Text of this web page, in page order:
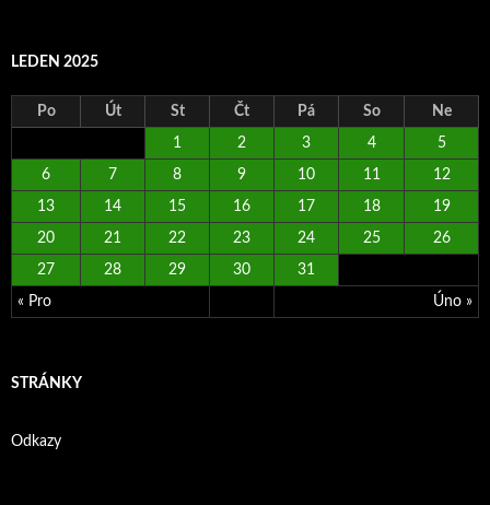
LEDEN 2025
Po Út St Čt Pá So Ne
« Pro Úno »
1 2 3 4 5
6 7 8 9 10 11 12
13 14 15 16 17 18 19
20 21 22 23 24 25 26
27 28 29 30 31
STRÁNKY
Odkazy